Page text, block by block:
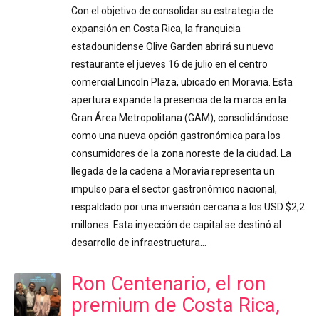
Con el objetivo de consolidar su estrategia de
expansión en Costa Rica, la franquicia
estadounidense Olive Garden abrirá su nuevo
restaurante el jueves 16 de julio en el centro
comercial Lincoln Plaza, ubicado en Moravia. Esta
apertura expande la presencia de la marca en la
Gran Área Metropolitana (GAM), consolidándose
como una nueva opción gastronómica para los
consumidores de la zona noreste de la ciudad. La
llegada de la cadena a Moravia representa un
impulso para el sector gastronómico nacional,
respaldado por una inversión cercana a los USD $2,2
millones. Esta inyección de capital se destinó al
desarrollo de infraestructura…
Ron Centenario, el ron
premium de Costa Rica,